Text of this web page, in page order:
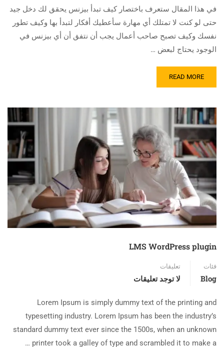
في هذا المقال ستعرف باختصار كيف تبدأ بيزنس يحقق لك دخل جيد
حتى لو كنت لا تمتلك أي مهارة سأعطيك أفكار لتبدأ بها وكيف تطور
نفسك وكيف تصبح صاحب أعمال يجب أن نتفق أن أي بيزنس في
الوجود يحتاج لبعض …
READ MORE
LMS WordPress plugin
فئات
Blog
تعليقات
لا توجد تعليقات
Lorem Ipsum is simply dummy text of the printing and
typesetting industry. Lorem Ipsum has been the industry’s
standard dummy text ever since the 1500s, when an unknown
printer took a galley of type and scrambled it to make a …